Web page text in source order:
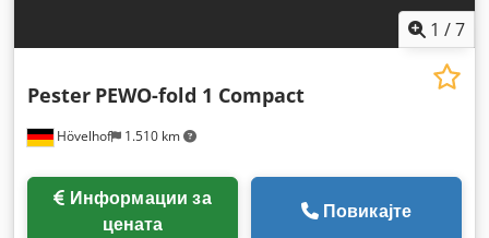
1 /7
Hövelhof 1.510 km
Pester PEWO-fold 1 Compact
цената
Повикајте